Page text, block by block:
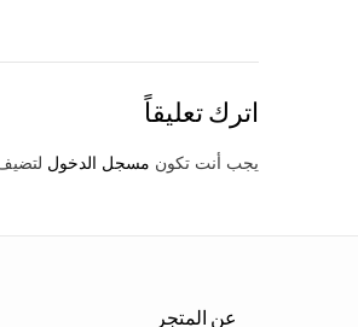
اترك تعليقاً
يجب أنت تكون مسجل الدخول
عن المتجر